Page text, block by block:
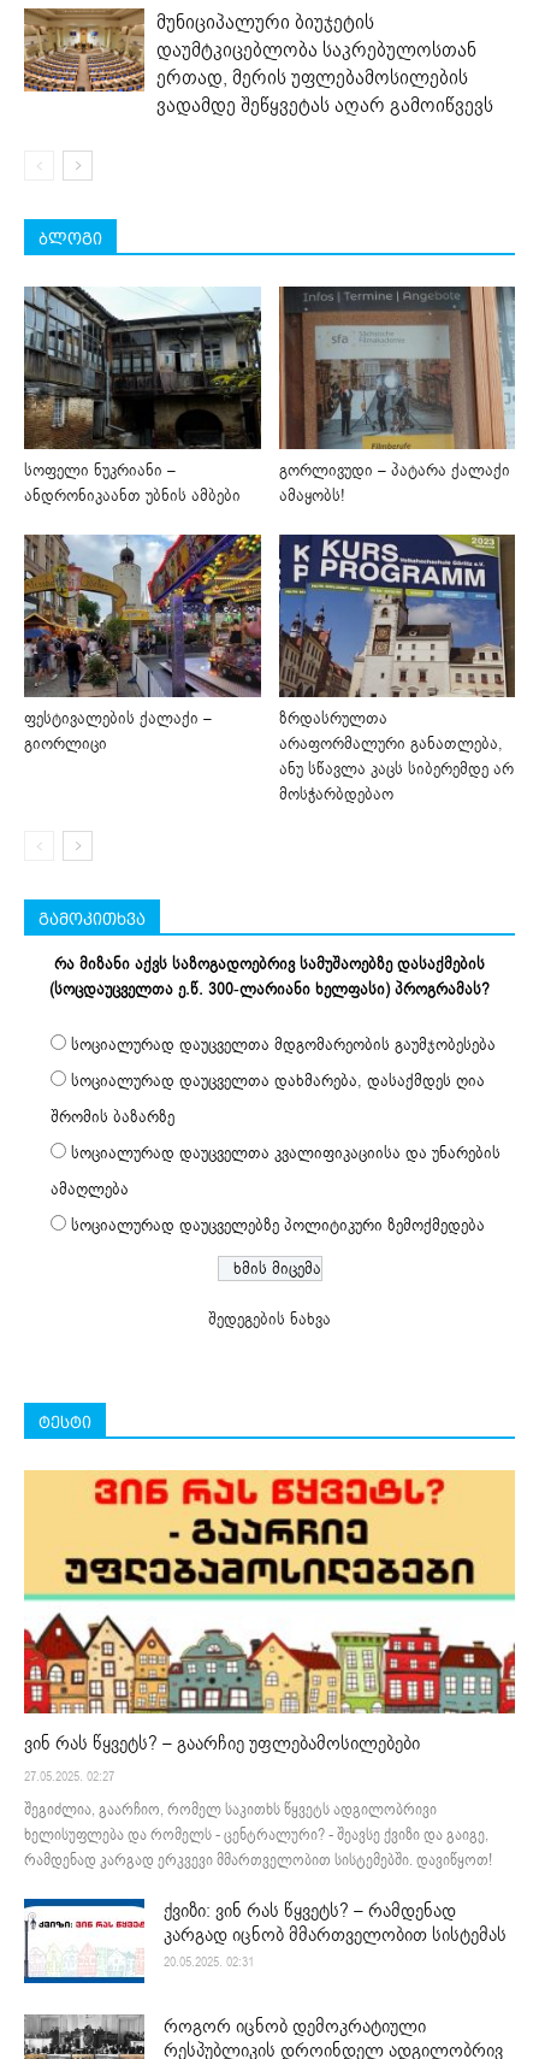
მუნიციპალური ბიუჯეტის
დაუმტკიცებლობა საკრებულოსთან
ერთად, მერის უფლებამოსილების
ვადამდე შეწყვეტას აღარ გამოიწვევს
ბლოგი
სოფელი ნუკრიანი –
ანდრონიკაანთ უბნის ამბები
გორლივუდი – პატარა ქალაქი
ამაყობს!
ფესტივალების ქალაქი –
გიორლიცი
ზრდასრულთა
არაფორმალური განათლება,
ანუ სწავლა კაცს სიბერემდე არ
მოსჭარბდებაო
გამოკითხვა
რა მიზანი აქვს საზოგადოებრივ სამუშაოებზე დასაქმების
(სოცდაუცველთა ე.წ. 300-ლარიანი ხელფასი) პროგრამას?
სოციალურად დაუცველთა მდგომარეობის გაუმჯობესება
სოციალურად დაუცველთა დახმარება, დასაქმდეს ღია
შრომის ბაზარზე
სოციალურად დაუცველთა კვალიფიკაციისა და უნარების
ამაღლება
სოციალურად დაუცველებზე პოლიტიკური ზემოქმედება
შედეგების ნახვა
ტესტი
ვინ რას წყვეტს? – გაარჩიე უფლებამოსილებები
27.05.2025. 02:27
შეგიძლია, გაარჩიო, რომელ საკითხს წყვეტს ადგილობრივი
ხელისუფლება და რომელს - ცენტრალური? - შეავსე ქვიზი და გაიგე,
რამდენად კარგად ერკვევი მმართველობით სისტემებში. დავიწყოთ!
ქვიზი: ვინ რას წყვეტს? – რამდენად
კარგად იცნობ მმართველობით სისტემას
20.05.2025. 02:31
როგორ იცნობ დემოკრატიული
რესპუბლიკის დროინდელ ადგილობრივ